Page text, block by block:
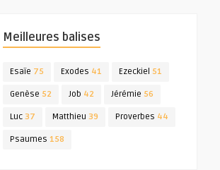
Meilleures balises
Esaïe 75 Exodes 41 Ezeckiel 51
Genèse 52 Job 42 Jérémie 56
Luc 37 Matthieu 39 Proverbes 44
Psaumes 158